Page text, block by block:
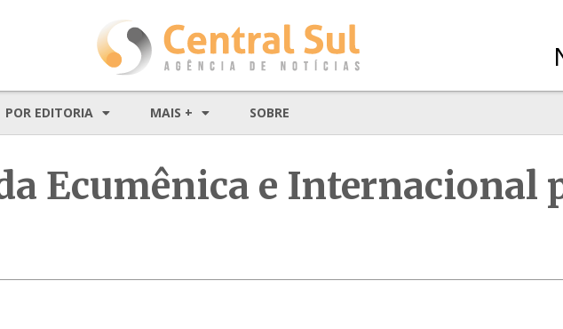
POR EDITORIA MAIS + SOBRE
Ecumênica e Internacional